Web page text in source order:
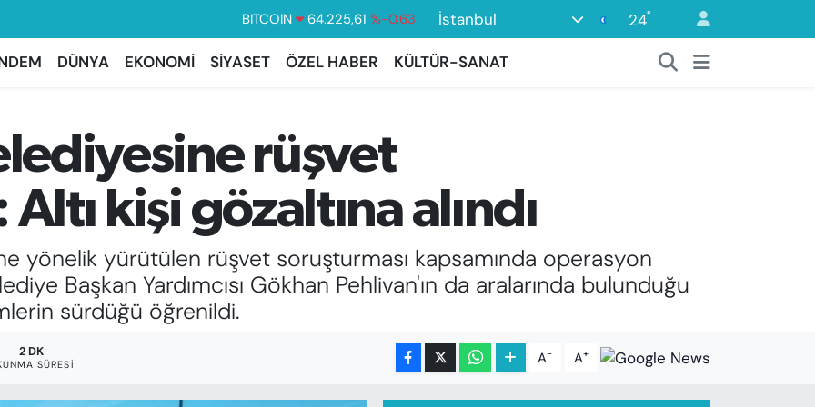
BITCOIN 64.225,61 %-0.63
GRAM ALTIN
6510.40 %0.45
BİST100
İstanbul 24°
DÜNYA EKONOMİ SİYASET ÖZEL HABER KÜLTÜR-SANAT
rüşvet
kişi gözaltına alındı
yönelik yürütülen rüşvet soruşturması kapsamında operasyon
Başkan Yardımcısı Gökhan Pehlivan'ın da aralarında bulunduğu
sürdüğü öğrenildi.
2 DK
SÜRESI A- A+